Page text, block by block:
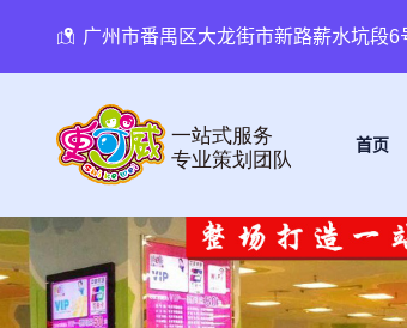
广州市番禺区大龙街市新路薪水坑段6
首页